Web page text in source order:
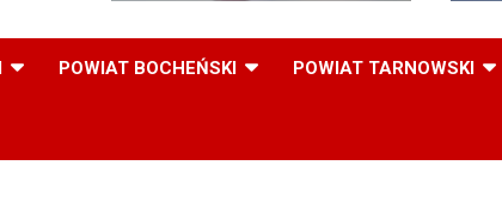
POWIAT BOCHEŃSKI POWIAT TARNOWSKI